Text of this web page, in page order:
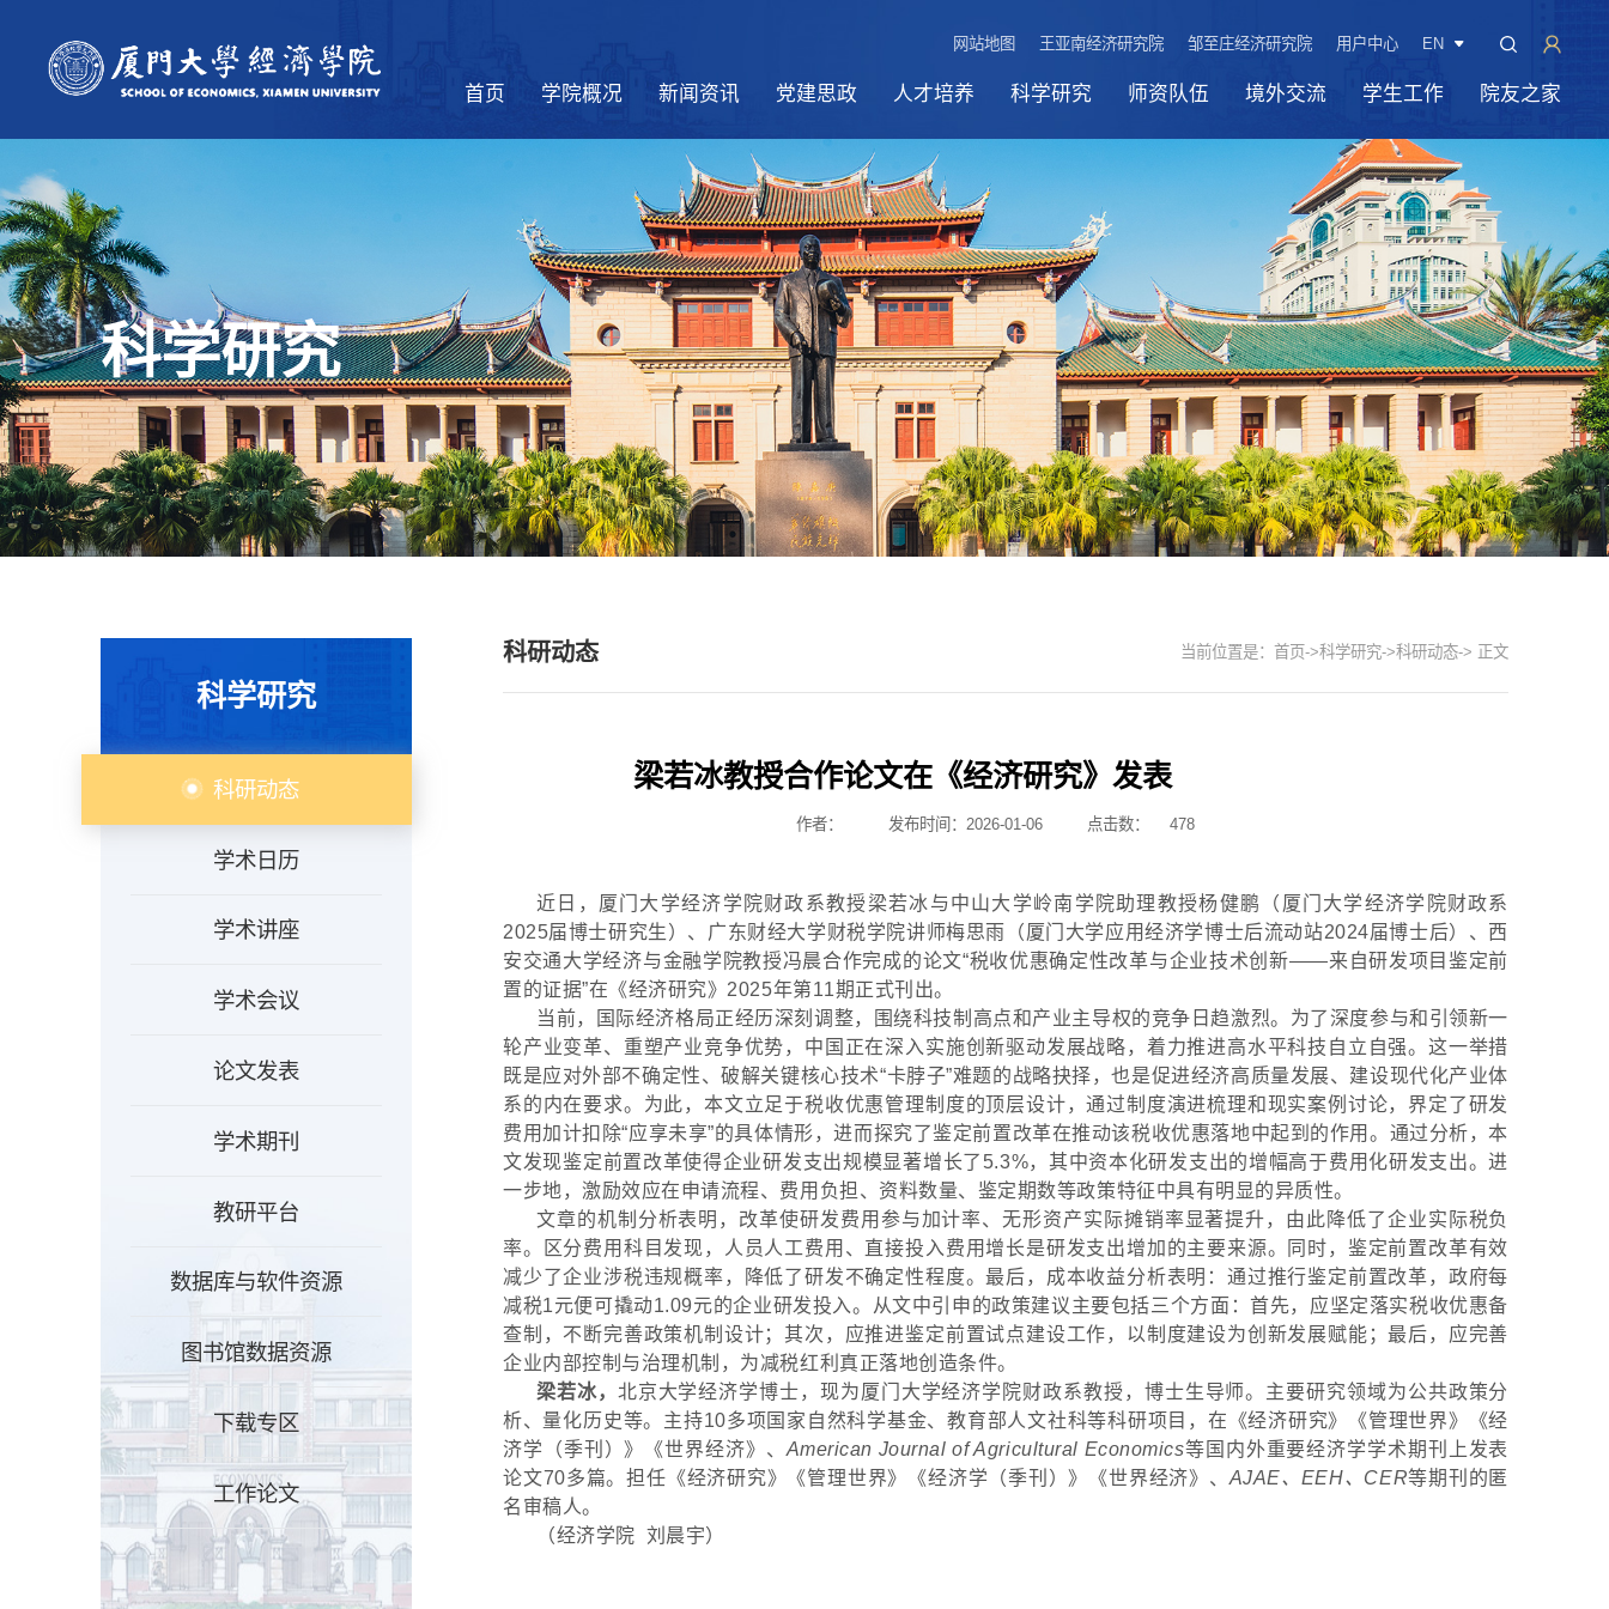
网站地图 王亚南经济研究院 邹至庄经济研究院 用户中心 EN
首页 学院概况 新闻资讯 党建思政 人才培养 科学研究 师资队伍 境外交流 学生工作 院友之家
科学研究
科学研究
科研动态
学术日历
学术讲座
学术会议
论文发表
学术期刊
教研平台
数据库与软件资源
图书馆数据资源
下载专区
工作论文
科研动态 当前位置是： 首页->科学研究->科研动态-> 正文
梁若冰教授合作论文在《经济研究》发表
作者： 发布时间：2026-01-06 点击数： 478
近日，厦门大学经济学院财政系教授梁若冰与中山大学岭南学院助理教授杨健鹏（厦门大学经济学院财政系
2025届博士研究生）、广东财经大学财税学院讲师梅思雨（厦门大学应用经济学博士后流动站2024届博士后）、西
安交通大学经济与金融学院教授冯晨合作完成的论文“税收优惠确定性改革与企业技术创新——来自研发项目鉴定前
置的证据”在《经济研究》2025年第11期正式刊出。
当前，国际经济格局正经历深刻调整，围绕科技制高点和产业主导权的竞争日趋激烈。为了深度参与和引领新一
轮产业变革、重塑产业竞争优势，中国正在深入实施创新驱动发展战略，着力推进高水平科技自立自强。这一举措
既是应对外部不确定性、破解关键核心技术“卡脖子”难题的战略抉择，也是促进经济高质量发展、建设现代化产业体
系的内在要求。为此，本文立足于税收优惠管理制度的顶层设计，通过制度演进梳理和现实案例讨论，界定了研发
费用加计扣除“应享未享”的具体情形，进而探究了鉴定前置改革在推动该税收优惠落地中起到的作用。通过分析，本
文发现鉴定前置改革使得企业研发支出规模显著增长了5.3%，其中资本化研发支出的增幅高于费用化研发支出。进
一步地，激励效应在申请流程、费用负担、资料数量、鉴定期数等政策特征中具有明显的异质性。
文章的机制分析表明，改革使研发费用参与加计率、无形资产实际摊销率显著提升，由此降低了企业实际税负
率。区分费用科目发现，人员人工费用、直接投入费用增长是研发支出增加的主要来源。同时，鉴定前置改革有效
减少了企业涉税违规概率，降低了研发不确定性程度。最后，成本收益分析表明：通过推行鉴定前置改革，政府每
减税1元便可撬动1.09元的企业研发投入。从文中引申的政策建议主要包括三个方面：首先，应坚定落实税收优惠备
查制，不断完善政策机制设计；其次，应推进鉴定前置试点建设工作，以制度建设为创新发展赋能；最后，应完善
企业内部控制与治理机制，为减税红利真正落地创造条件。
梁若冰， 北京大学经济学博士，现为厦门大学经济学院财政系教授，博士生导师。主要研究领域为公共政策分
析、量化历史等。主持10多项国家自然科学基金、教育部人文社科等科研项目，在《经济研究》《管理世界》《经
济学（季刊）》《世界经济》、 American Journal of Agricultural Economics等国内外重要经济学学术期刊上发表
论文70多篇。担任《经济研究》《管理世界》《经济学（季刊）》《世界经济》、 AJAE、EEH、CER等期刊的匿
名审稿人。
（经济学院 刘晨宇）